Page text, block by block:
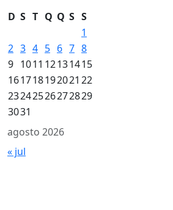
agosto 2026
D S T Q Q S S
1
2 3 4 5 6 7 8
9 1011 12131415
161718192021 22
23242526272829
3031
« jul